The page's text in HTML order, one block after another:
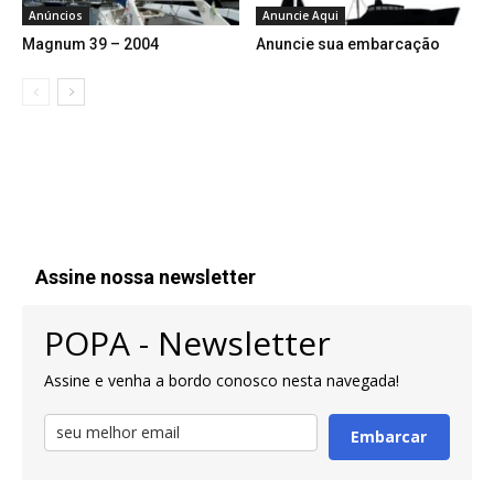
Anúncios
Magnum 39 – 2004
Anuncie Aqui
Anuncie sua embarcação
Assine nossa newsletter
POPA - Newsletter
Assine e venha a bordo conosco nesta navegada!
Embarcar